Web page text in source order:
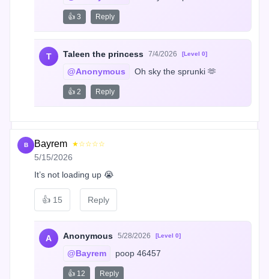
👍 3 Reply
T Taleen the princess 7/4/2026 [Level 0]
@Anonymous Oh sky the sprunki 🫶
👍 2 Reply
B Bayrem ★☆☆☆☆
5/15/2026
It’s not loading up 😭
👍 15 Reply
A Anonymous 5/28/2026 [Level 0]
@Bayrem poop 46457
👍 12 Reply